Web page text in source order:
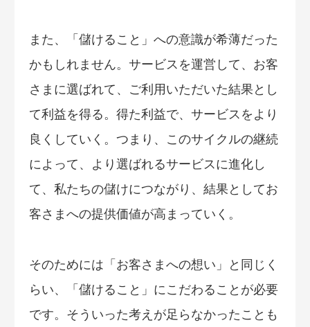
また、「儲けること」への意識が希薄だった
かもしれません。サービスを運営して、お客
さまに選ばれて、ご利用いただいた結果とし
て利益を得る。得た利益で、サービスをより
良くしていく。つまり、このサイクルの継続
によって、より選ばれるサービスに進化し
て、私たちの儲けにつながり、結果としてお
客さまへの提供価値が高まっていく。
そのためには「お客さまへの想い」と同じく
らい、「儲けること」にこだわることが必要
です。そういった考えが足らなかったことも